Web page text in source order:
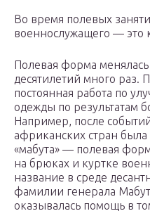
Во время полевых
военнослужащего — это
Полевая форма
десятилетий много раз.
постоянная работа по
одежды по результатам
Например, после
африканских стран была
«мабута» — полевая
на брюках и куртке
название в среде
фамилии генерала
оказывалась помощь в